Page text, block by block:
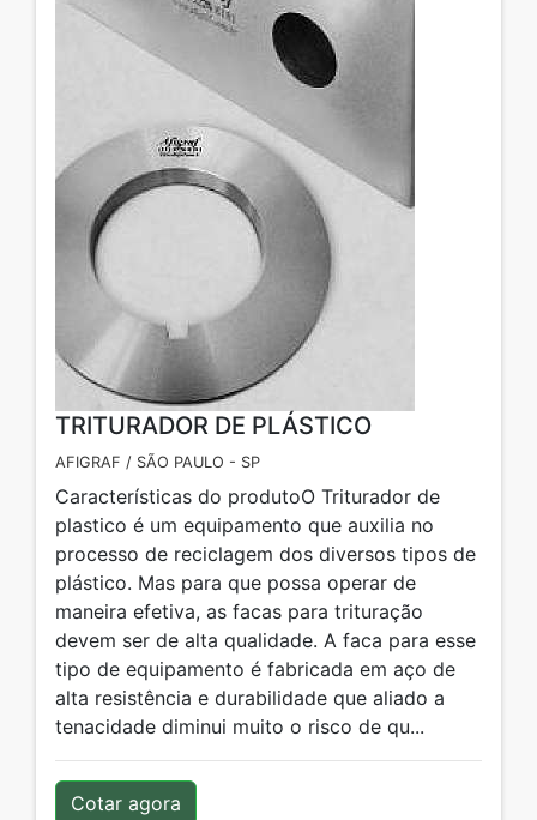
TRITURADOR DE PLÁSTICO
AFIGRAF / SÃO PAULO - SP
Características do produtoO Triturador de
plastico é um equipamento que auxilia no
processo de reciclagem dos diversos tipos de
plástico. Mas para que possa operar de
maneira efetiva, as facas para trituração
devem ser de alta qualidade. A faca para esse
tipo de equipamento é fabricada em aço de
alta resistência e durabilidade que aliado a
tenacidade diminui muito o risco de qu...
Cotar agora